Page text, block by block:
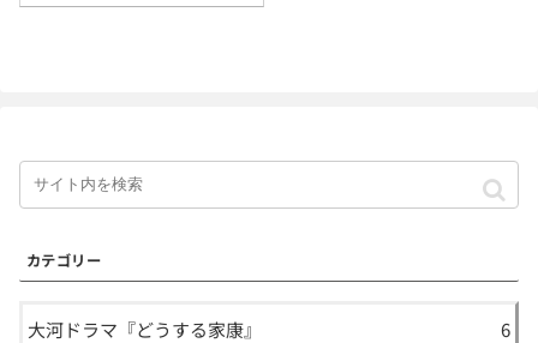
カテゴリー
大河ドラマ『どうする家康』 6